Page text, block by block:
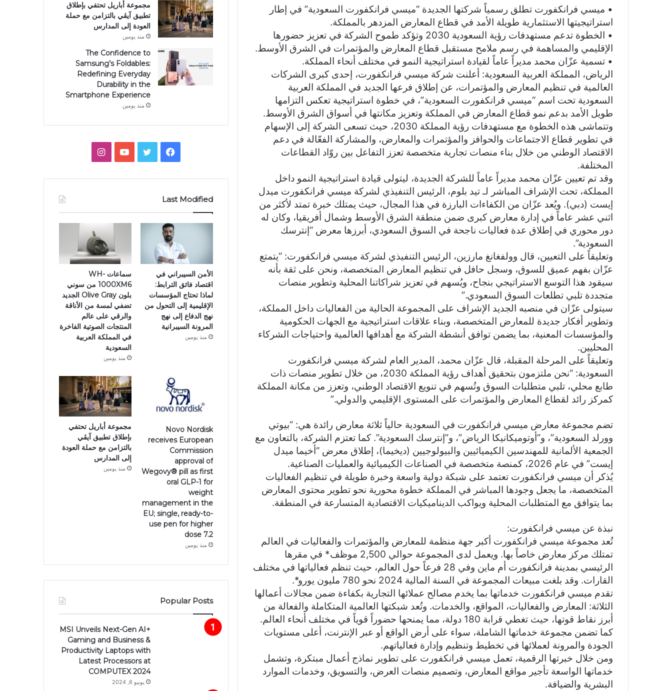
• ميسي فرانكفورت تطلق رسمياً شركتها الجديدة “ميسي فرانكفورت السعودية” في إطار
استراتيجيتها الاستثمارية طويلة الأمد في قطاع المعارض المزدهر بالمملكة.
• الخطوة تدعم مستهدفات رؤية السعودية 2030 وتؤكد طموح الشركة في تعزيز حضورها
الإقليمي والمساهمة في رسم ملامح مستقبل قطاع المعارض والمؤتمرات في الشرق الأوسط.
• تسمية عزّان محمد مديراً عاماً لقيادة استراتيجية النمو في مختلف أنحاء المملكة.
الرياض، المملكة العربية السعودية: أعلنت شركة ميسي فرانكفورت، إحدى كبرى الشركات
العالمية في تنظيم المعارض والمؤتمرات، عن إطلاق فرعها الجديد في المملكة العربية
السعودية تحت اسم “ميسي فرانكفورت السعودية”، في خطوة استراتيجية تعكس التزامها
طويل الأمد بدعم نمو قطاع المعارض في المملكة وتعزيز مكانتها في أسواق الشرق الأوسط.
وتتماشى هذه الخطوة مع مستهدفات رؤية المملكة 2030، حيث تسعى الشركة إلى الإسهام
في تطوير قطاع الاجتماعات والحوافز والمؤتمرات والمعارض، والمشاركة الفعّالة في دعم
الاقتصاد الوطني من خلال بناء منصات تجارية متخصصة تعزز التفاعل بين روّاد القطاعات
المختلفة.
وقد تم تعيين عزّان محمد مديراً عاماً للشركة الجديدة، ليتولى قيادة استراتيجية النمو داخل
المملكة، تحت الإشراف المباشر لـ تيد بلوم، الرئيس التنفيذي لشركة ميسي فرانكفورت ميدل
إيست (دبي). ويُعد عزّان من الكفاءات البارزة في هذا المجال، حيث يمتلك خبرة تمتد لأكثر من
اثني عشر عاماً في إدارة معارض كبرى ضمن منطقة الشرق الأوسط وشمال أفريقيا، وكان له
دور محوري في إطلاق عدة فعاليات ناجحة في السوق السعودي، أبرزها معرض “إنترسك
السعودية”.
وتعليقاً على التعيين، قال وولفغانغ مارزين، الرئيس التنفيذي لشركة ميسي فرانكفورت: “يتمتع
عزّان بفهم عميق للسوق، وسجل حافل في تنظيم المعارض المتخصصة، ونحن على ثقة بأنه
سيقود هذا التوسع الاستراتيجي بنجاح، ويُسهم في تعزيز شراكاتنا المحلية وتطوير منصات
متجددة تلبي تطلعات السوق السعودي.”
سيتولى عزّان في منصبه الجديد الإشراف على المجموعة الحالية من الفعاليات داخل المملكة،
وتطوير أفكار جديدة للمعارض المتخصصة، وبناء علاقات استراتيجية مع الجهات الحكومية
والمؤسسات المعنية، بما يضمن توافق أنشطة الشركة مع أهدافها العالمية واحتياجات الشركاء
المحليين.
وتعليقاً على المرحلة المقبلة، قال عزّان محمد، المدير العام لشركة ميسي فرانكفورت
السعودية: “نحن ملتزمون بتحقيق أهداف رؤية المملكة 2030، من خلال تطوير منصات ذات
طابع محلي، تلبي متطلبات السوق وتُسهم في تنويع الاقتصاد الوطني، وتعزز من مكانة المملكة
كمركز رائد لقطاع المعارض والمؤتمرات على المستوى الإقليمي والدولي.”
تضم مجموعة معارض ميسي فرانكفورت في السعودية حالياً ثلاثة معارض رائدة هي: “بيوتي
وورلد السعودية”، و”أوتوميكانيكا الرياض”، و”إنترسك السعودية”. كما تعتزم الشركة، بالتعاون مع
الجمعية الألمانية للمهندسين الكيميائيين والبيولوجيين (ديخيما)، إطلاق معرض “أخيما ميدل
إيست” في عام 2026، كمنصة متخصصة في الصناعات الكيميائية والعمليات الصناعية.
يُذكر أن ميسي فرانكفورت تعتمد على شبكة دولية واسعة وخبرة طويلة في تنظيم الفعاليات
المتخصصة، ما يجعل وجودها المباشر في المملكة خطوة محورية نحو تطوير محتوى المعارض
بما يتوافق مع المتطلبات المحلية ويواكب الديناميكيات الاقتصادية المتسارعة في المنطقة.
نبذة عن ميسي فرانكفورت:
تُعد مجموعة ميسي فرانكفورت أكبر جهة منظمة للمعارض والمؤتمرات والفعاليات في العالم
تمتلك مركز معارض خاصاً بها. ويعمل لدى المجموعة حوالي 2,500 موظف* في مقرها
الرئيسي بمدينة فرانكفورت أم ماين وفي 28 فرعاً حول العالم، حيث تنظم فعالياتها في مختلف
القارات. وقد بلغت مبيعات المجموعة في السنة المالية 2024 نحو 780 مليون يورو*.
تقدم ميسي فرانكفورت خدماتها بما يخدم مصالح عملائها التجارية بكفاءة ضمن مجالات أعمالها
الثلاثة: المعارض والفعاليات، المواقع، والخدمات. وتُعد شبكتها العالمية المتكاملة والفعالة من
أبرز نقاط قوتها، حيث تغطي قرابة 180 دولة، مما يمنحها حضوراً قوياً في مختلف أنحاء العالم.
كما تضمن مجموعة خدماتها الشاملة، سواء على أرض الواقع أو عبر الإنترنت، أعلى مستويات
الجودة والمرونة لعملائها في تخطيط وتنظيم وإدارة فعالياتهم.
ومن خلال خبرتها الرقمية، تعمل ميسي فرانكفورت على تطوير نماذج أعمال مبتكرة، وتشمل
خدماتها الواسعة تأجير مواقع المعارض، وتصميم منصات العرض، والتسويق، وخدمات الموارد
البشرية والضيافة.
مجموعة أباريل تحتفي بإطلاق
تطبيق آيڤي بالتزامن مع حملة
العودة إلى المدارس
منذ يومين
The Confidence to
Samsung’s Foldables:
Redefining Everyday
Durability in the
Smartphone Experience
منذ يومين
فيسبوكتويتر يوتيوبانستقرام
Last Modified
الأمن السيبراني في
اقتصاد فائق الترابط:
لماذا تحتاج المؤسسات
الإقليمية إلى التحول من
نهج الدفاع إلى نهج
المرونة السيبرانية
منذ يومين
سماعات WH-
1000XM6 من سوني
بلون Olive Gray الجديد
تضفي لمسة من الأناقة
والرقي على عالم
المنتجات الصوتية الفاخرة
في المملكة العربية
السعودية
منذ يومين
Novo Nordisk
receives European
Commission
approval of
Wegovy®️ pill as first
oral GLP-1 for
weight
management in the
EU; single, ready-to-
use pen for higher
dose 7.2
منذ يومين
مجموعة أباريل تحتفي
بإطلاق تطبيق آيڤي
بالتزامن مع حملة العودة
إلى المدارس
منذ يومين
Popular Posts
MSI Unveils Next-Gen AI+
Gaming and Business &
Productivity Laptops with
Latest Processors at
COMPUTEX 2024
يونيو 6, 2024